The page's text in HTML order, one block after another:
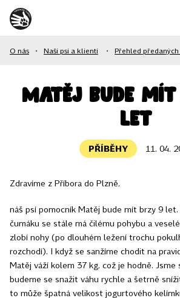
O NÁS
NAŠE SLUŽBY
JAK MŮŽETE POMOCI?
E-shop
Podpořit
O nás • Naši psi a klienti • Přehled předaných
Matěj bude
let
PŘÍBĚHY 11. 04.
Zdravíme z Příbora do Plzně,
náš psí pomocník Matěj bude mít brzy 9
čumáku se stále má čilému pohybu a
zlobí nohy (po dlouhém ležení trochu
rozchodí). I když se sanžíme chodit na
Matěj váží kolem 37 kg, což je hodně. Jsme
budeme se snažit váhu rychle a šetrně
to může špatná velikost jogurtového